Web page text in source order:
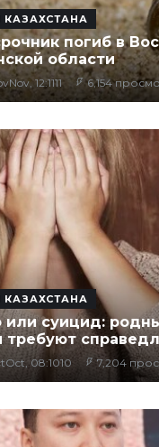
КАЗАХСТАНА
погиб в
области
12:1111 6,154
КАЗАХСТАНА
или суицид:
требуют
08:1010 7,204